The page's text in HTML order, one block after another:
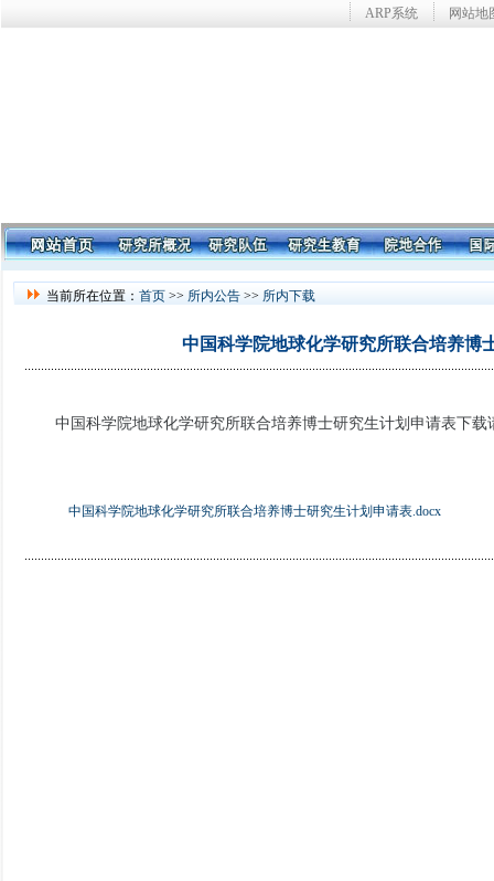
ARP系统 网站地
当前所在位置： 首页 >> 所内公告 >> 所内下载
中国科学院地球化学研究所联合培养博
中国科学院地球化学研究所联合培养博士研究生计划申请表下载
中国科学院地球化学研究所联合培养博士研究生计划申请表.docx